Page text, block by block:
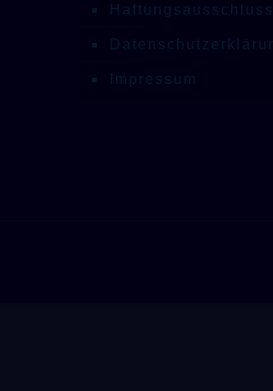
Haftungsausschluss
Impressum